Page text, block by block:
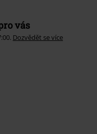
vás
Dozvědět se více